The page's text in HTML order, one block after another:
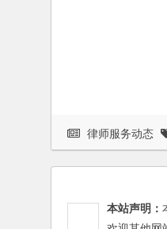
律师服务动态
本站声明：